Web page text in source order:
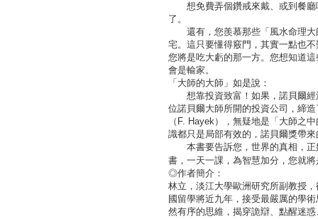
想免費弄個鑽戒來戴、或到餐廳
了。
還有，您羨慕那些「風水命理大
宅。這只要懂得竅門，其實一點也
您將是吃大虧的那一方。您想知道
會是輸家。
「大師的大師」如是說：
想靠投資致富！如果，諾貝爾經
位諾貝爾大師所開的投資公司，締
（F. Hayek），無疑地是「大師之
識都只是局部有效的，諾貝爾獎帶
本書要告訴您，世界的真相，正
書，一天一課，為智慧加分，您就
◎作者簡介：
林立，淡江大學歐洲研究所副教授
國留學將近九年，接受最嚴厲的學
然有序的思維，揭穿詭辯、點醒迷